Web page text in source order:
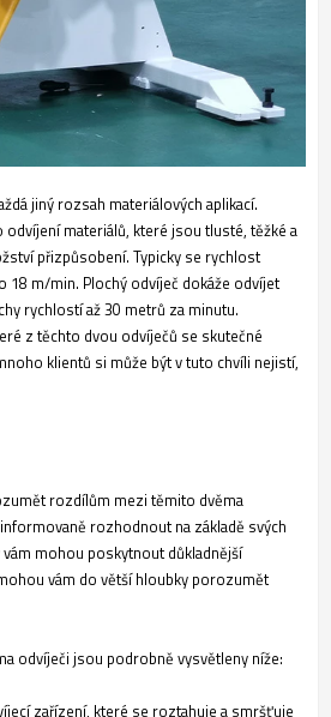
jiný rozsah materiálových aplikací.
materiálů, které jsou tlusté, těžké a
přizpůsobení. Typicky se rychlost
18 m/min. Plochý odvíječ dokáže odvíjet
rychlostí až 30 metrů za minutu.
z těchto dvou odvíječů se skutečné
klientů si může být v tuto chvíli nejistí,
rozdílům mezi těmito dvěma
rozhodnout na základě svých
mohou poskytnout důkladnější
vám do větší hloubky porozumět
odvíječi jsou podrobně vysvětleny níže:
zařízení, které se roztahuje a smršťuje